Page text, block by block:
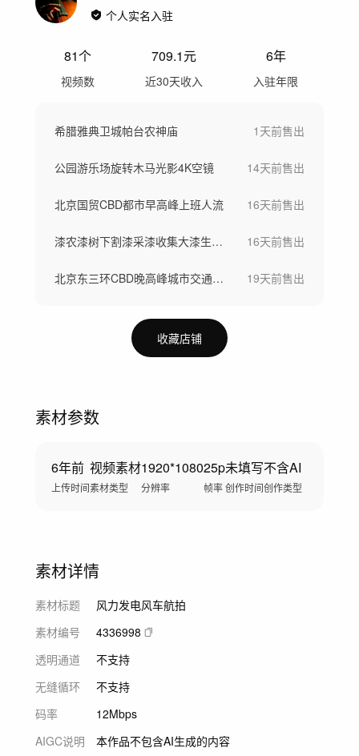
个人实名入驻
81个
视频数
709.1元
近30天收入
6年
入驻年限
希腊雅典卫城帕台农神庙 1天前售出
公园游乐场旋转木马光影4K空镜 14天前售出
北京国贸CBD都市早高峰上班人流 16天前售出
漆农漆树下割漆采漆收集大漆生漆过程 16天前售出
北京东三环CBD晚高峰城市交通堵车 19天前售出
收藏店铺
素材参数
6年前
上传时间
视频素材
素材类型
1920*1080
分辨率
25p
帧率
未填写
创作时间
不含AI
创作类型
素材详情
素材标题
风力发电风车航拍
素材编号
4336998
透明通道
不支持
无缝循环
不支持
码率
12Mbps
AIGC说明
本作品不包含AI生成的内容